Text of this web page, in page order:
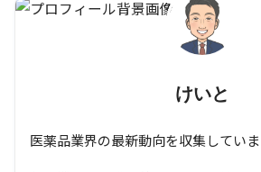
けいと
医薬品業界の最新動向を収集していま